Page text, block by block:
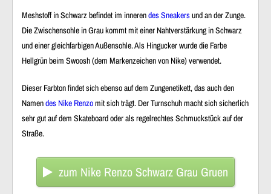
Meshstoff in Schwarz befindet im innerendes Sneakersund an der Zunge.
Die Zwischensohle in Grau kommt mit einer Nahtverstärkung in Schwarz
und einer gleichfarbigen Außensohle. Als Hingucker wurde die Farbe
Hellgrün beim Swoosh (dem Markenzeichen von Nike) verwendet.
Dieser Farbton findet sich ebenso auf dem Zungenetikett, das auch den
Namendes Nike Renzomit sich trägt. Der Turnschuh macht sich sicherlich
sehr gut auf dem Skateboard oder als regelrechtes Schmuckstück auf der
Straße.
zum Nike Renzo Schwarz Grau Gruen